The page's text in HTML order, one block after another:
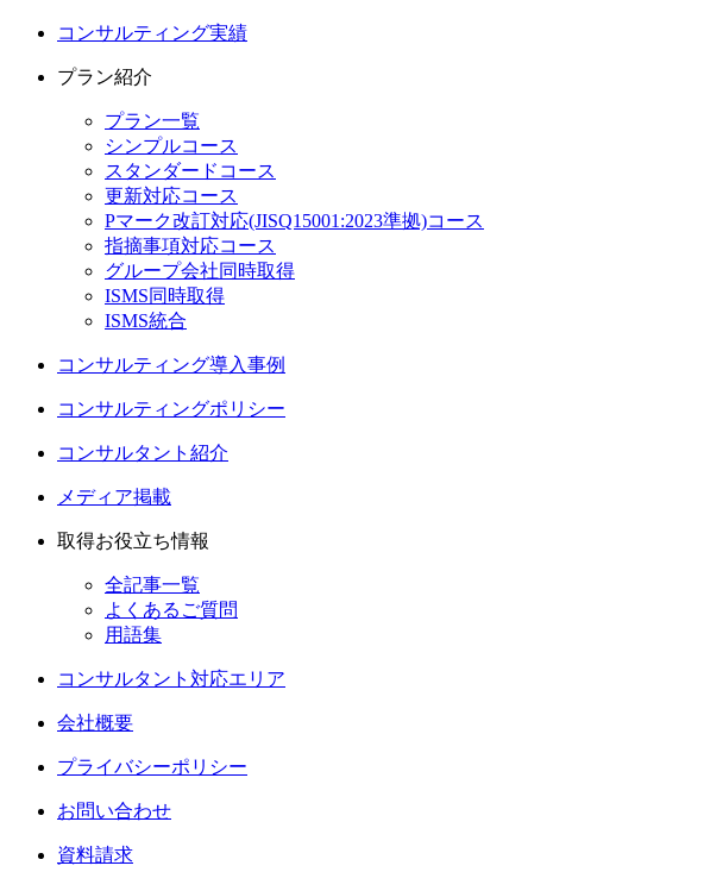
コンサルティング実績
プラン紹介
プラン一覧
シンプルコース
スタンダードコース
更新対応コース
Pマーク改訂対応(JISQ15001:2023準拠)コース
指摘事項対応コース
グループ会社同時取得
ISMS同時取得
ISMS統合
コンサルティング導入事例
コンサルティングポリシー
コンサルタント紹介
メディア掲載
取得お役立ち情報
全記事一覧
よくあるご質問
用語集
コンサルタント対応エリア
会社概要
プライバシーポリシー
お問い合わせ
資料請求